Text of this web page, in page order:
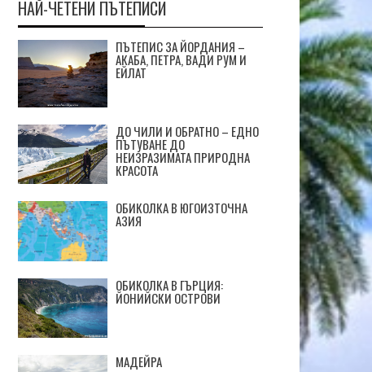
НАЙ-ЧЕТЕНИ ПЪТЕПИСИ
ПЪТЕПИС ЗА ЙОРДАНИЯ –
АКАБА, ПЕТРА, ВАДИ РУМ И
ЕЙЛАТ
ДО ЧИЛИ И ОБРАТНО – ЕДНО
ПЪТУВАНЕ ДО
НЕИЗРАЗИМАТА ПРИРОДНА
КРАСОТА
ОБИКОЛКА В ЮГОИЗТОЧНА
АЗИЯ
ОБИКОЛКА В ГЪРЦИЯ:
ЙОНИЙСКИ ОСТРОВИ
МАДЕЙРА